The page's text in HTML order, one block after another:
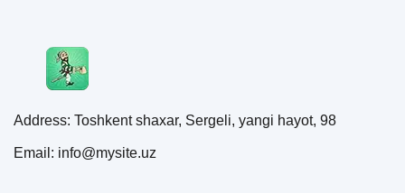
Address: Toshkent shaxar, Sergeli, yangi hayot, 98
Email: info@mysite.uz